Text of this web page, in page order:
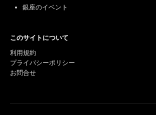
銀座のイベント
このサイトについて
利用規約
プライバシーポリシー
お問合せ